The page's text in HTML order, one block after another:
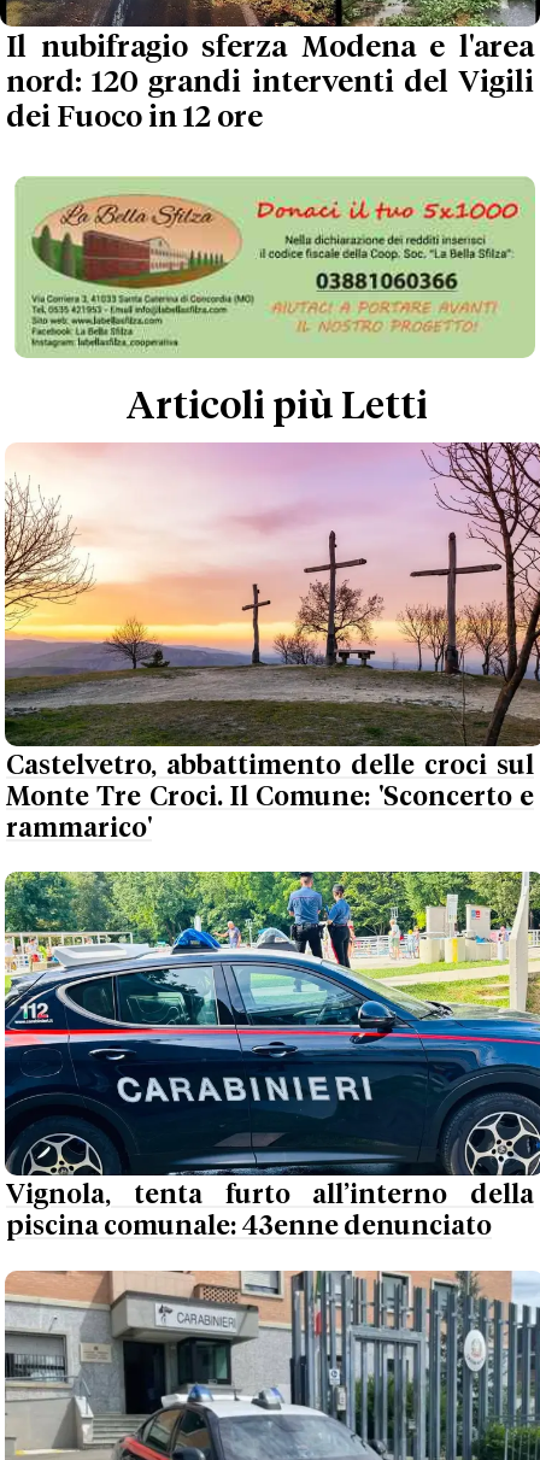
Il nubifragio sferza Modena e l'area
nord: 120 grandi interventi del Vigili
dei Fuoco in 12 ore
Articoli più Letti
Castelvetro, abbattimento delle croci sul
Monte Tre Croci. Il Comune: 'Sconcerto e
rammarico'
Vignola, tenta furto all’interno della
piscina comunale: 43enne denunciato